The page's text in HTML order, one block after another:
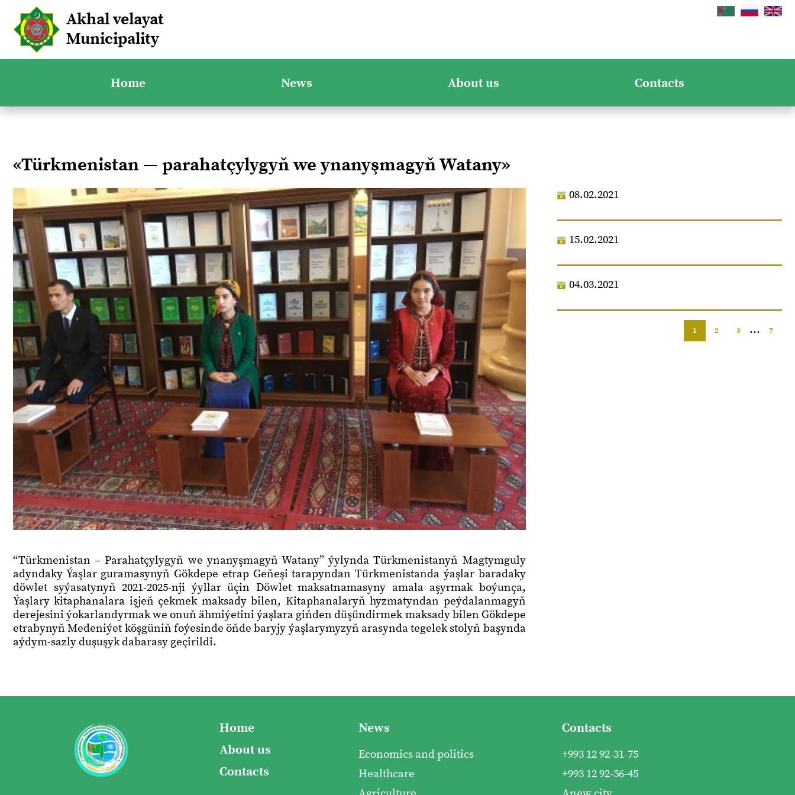
Akhal velayat
Municipality
Home News About us Contacts
«Türkmenistan — parahatçylygyň we ynanyşmagyň Watany»
“Türkmenistan – Parahatçylygyň we ynanyşmagyň Watany” ýylynda Türkmenistanyň Magtymguly
adyndaky Ýaşlar guramasynyň Gökdepe etrap Geňeşi tarapyndan Türkmenistanda ýaşlar baradaky
döwlet syýasatynyň 2021-2025-nji ýyllar üçin Döwlet maksatnamasyny amala aşyrmak boýunça,
Ýaşlary kitaphanalara işjeň çekmek maksady bilen, Kitaphanalaryň hyzmatyndan peýdalanmagyň
derejesini ýokarlandyrmak we onuň ähmiýetini ýaşlara giňden düşündirmek maksady bilen Gökdepe
etrabynyň Medeniýet köşgüniň foýesinde öňde baryjy ýaşlarymyzyň arasynda tegelek stolyň başynda
aýdym-sazly duşuşyk dabarasy geçirildi.
08.02.2021
15.02.2021
04.03.2021
1 2 3 ... 7
Home
About us
Contacts
News
Economics and politics
Healthcare
Contacts
+993 12 92-31-75
+993 12 92-56-45